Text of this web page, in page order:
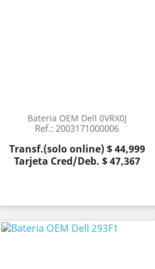
Bateria OEM Dell 0VRX0J
Ref.: 2003171000006
Precio
Transf.(solo online) $ 44,999
Tarjeta Cred/Deb. $ 47,367